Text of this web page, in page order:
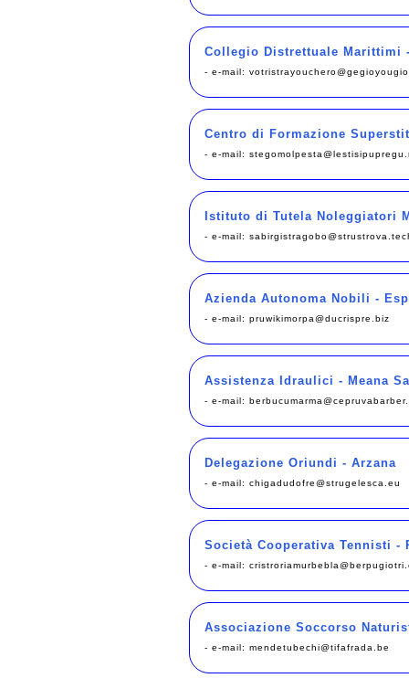
Collegio Distrettuale Marittimi
- e-mail:
Centro di Formazione
- e-mail:
Istituto di Tutela Noleggiatori
- e-mail:
Azienda Autonoma Nobili -
- e-mail: pruwikimorpa@ducrispre.biz
Assistenza Idraulici - Meana
- e-mail:
Delegazione Oriundi - Arzana
- e-mail: chigadudofre@strugelesca.eu
Società Cooperativa Tennisti -
- e-mail:
Associazione Soccorso
- e-mail: mendetubechi@tifafrada.be